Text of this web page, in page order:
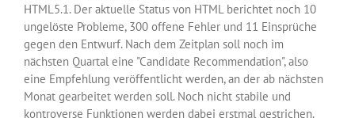
HTML5.1. Der aktuelle Status von HTML berichtet noch 10
ungelöste Probleme, 300 offene Fehler und 11 Einsprüche
gegen den Entwurf. Nach dem Zeitplan soll noch im
nächsten Quartal eine "Candidate Recommendation", also
eine Empfehlung veröffentlicht werden, an der ab nächsten
Monat gearbeitet werden soll. Noch nicht stabile und
kontroverse Funktionen werden dabei erstmal gestrichen.